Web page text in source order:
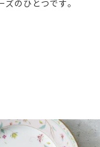
のひとつです。